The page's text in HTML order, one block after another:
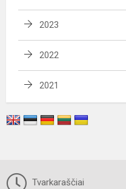
2023
2022
2021
Tvarkaraščiai